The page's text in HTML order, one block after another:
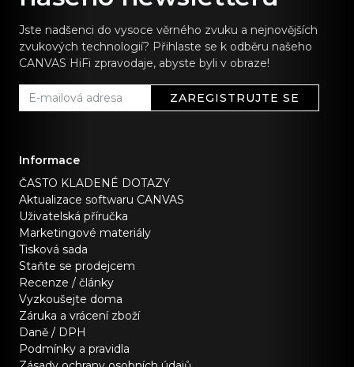
Jste nadšenci do vysoce věrného zvuku a nejnovějších
zvukových technologií? Přihlaste se k odběru našeho
CANVAS HiFi zpravodaje, abyste byli v obraze!
ZAREGISTRUJTE SE
Informace
ČASTO KLADENÉ DOTAZY
Aktualizace softwaru CANVAS
Uživatelská příručka
Marketingové materiály
Tisková sada
Staňte se prodejcem
Recenze / články
Vyzkoušejte doma
Záruka a vrácení zboží
Daně / DPH
Podmínky a pravidla